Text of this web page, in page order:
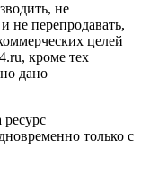
не
не перепродавать,
целей
, кроме тех
дано
ресурс
только с